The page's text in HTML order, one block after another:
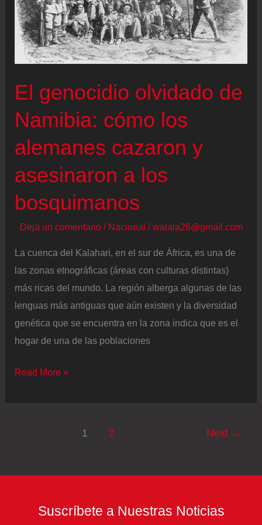
los
11
millones
en
pero
se
el
enfriamiento
sector
El genocidio olvidado de
Namibia: cómo los
alemanes cazaron y
asesinaron a los
bosquimanos
Deja un comentario / Nacional /walala26@gmail.com
La cuenca del Kalahari, en el sur de África, es una de
las zonas etnográficas (áreas con culturas distintas)
más ricas del mundo. La región alberga algunas de las
lenguas más antiguas que aún existen y la diversidad
genética que se encuentra en la zona indica que es el
hogar de una de las poblaciones
El
los
cazaron
Read More »
1 2 Next →
Suscríbete a Nuestras Noticias